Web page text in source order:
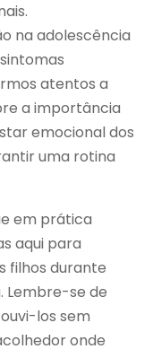
na adolescência
atentos a
a importância
emocional dos
uma rotina
em prática
aqui para
filhos durante
Lembre-se de
los sem
onde